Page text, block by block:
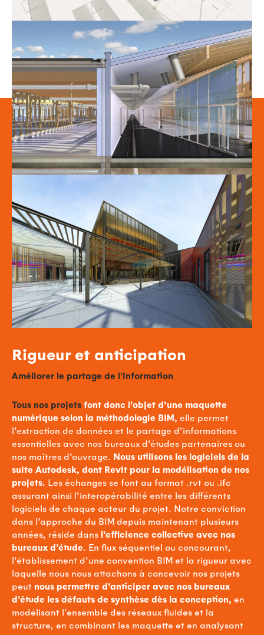
Rigueur et anticipation
Améliorer le partage de l'information
Tous nos projets font donc l’objet d’une maquette
numérique selon la méthodologie BIM, elle permet
l’extraction de données et le partage d’informations
essentielles avec nos bureaux d’études partenaires ou
nos maîtres d’ouvrage. Nous utilisons les logiciels de la
suite Autodesk, dont Revit pour la modélisation de nos
projets. Les échanges se font au format .rvt ou .ifc
assurant ainsi l’interopérabilité entre les différents
logiciels de chaque acteur du projet. Notre conviction
dans l’approche du BIM depuis maintenant plusieurs
années, réside dans l’efficience collective avec nos
bureaux d’étude. En flux séquentiel ou concourant,
l’établissement d’une convention BIM et la rigueur avec
laquelle nous nous attachons à concevoir nos projets
peut nous permettre d’anticiper avec nos bureaux
d’étude les défauts de synthèse dès la conception, en
modélisant l’ensemble des réseaux fluides et la
structure, en combinant les maquette et en analysant